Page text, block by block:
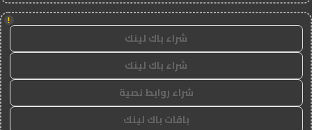
!
شراء باك لينك
شراء باك لينك
شراء روابط نصية
باقات باك لينك